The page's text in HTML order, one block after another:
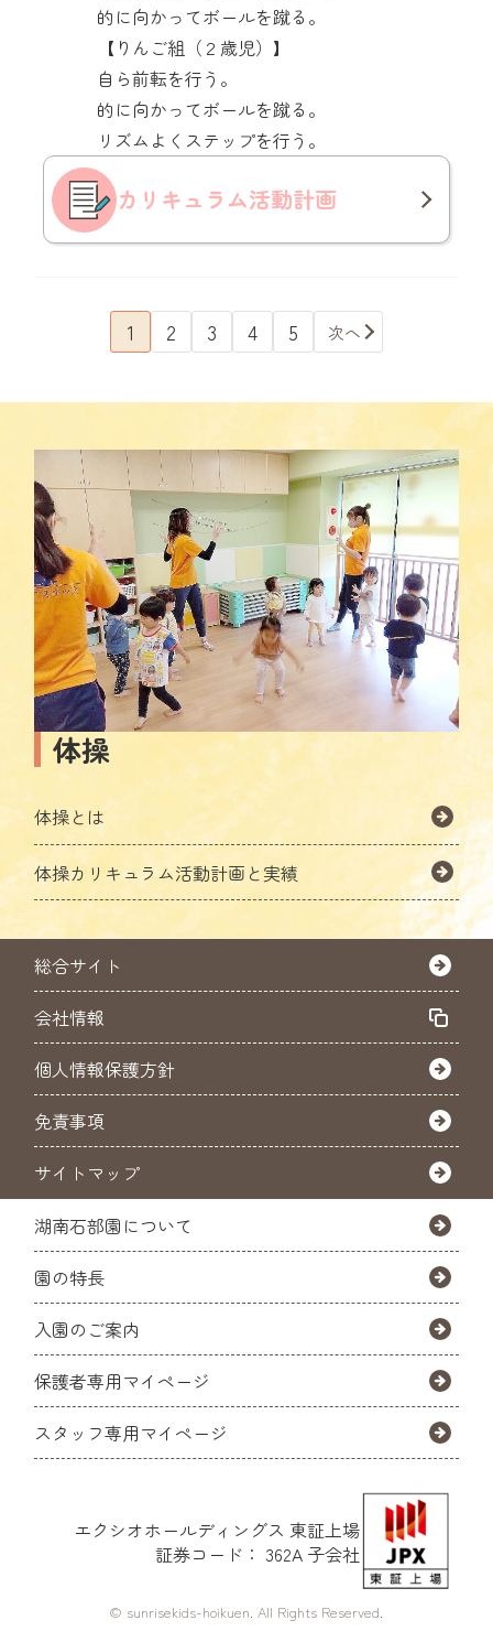
的に向かってボールを蹴る。
【りんご組（２歳児）】
自ら前転を行う。
的に向かってボールを蹴る。
リズムよくステップを行う。
カリキュラム活動計画
1 2 3 4 5 次へ
体操
体操とは
体操カリキュラム活動計画と実績
総合サイト
会社情報
個人情報保護方針
免責事項
サイトマップ
湖南石部園について
園の特長
入園のご案内
保護者専用マイページ
スタッフ専用マイページ
エクシオホールディングス 東証上場
証券コード： 362A 子会社
© sunrisekids-hoikuen. All Rights Reserved.